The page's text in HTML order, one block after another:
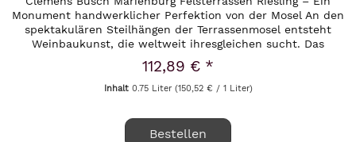
Monument handwerklicher Perfektion von der Mosel An den
spektakulären Steilhängen der Terrassenmosel entsteht
Weinbaukunst, die weltweit ihresgleichen sucht. Das
Weingut Clemens Busch...
112,89 € *
Inhalt 0.75 Liter (150,52 € / 1 Liter)
Bestellen